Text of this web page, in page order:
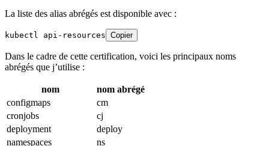
La liste des alias abrégés est disponible avec :
kubectl api-resources Copier
Dans le cadre de cette certification, voici les principaux noms
abrégés que j’utilise :
nom
nom abrégé
configmaps
cm
cronjobs
cj
deployment
deploy
namespaces
ns